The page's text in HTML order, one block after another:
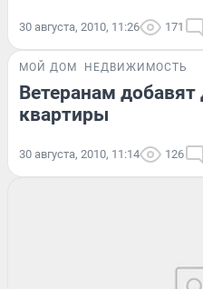
30 августа, 2010, 11:26 171
МОЙ ДОМ НЕДВИЖИМОСТЬ
Ветеранам добавят
квартиры
30 августа, 2010, 11:14 126